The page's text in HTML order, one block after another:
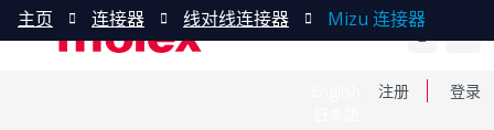
注册 登录
主页 连接器 线对线连接器 Mizu 连接器